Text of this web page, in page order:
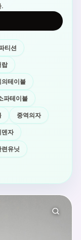
.
티션
랍
의테이블
파테이블
중역의자
덴자
유닛